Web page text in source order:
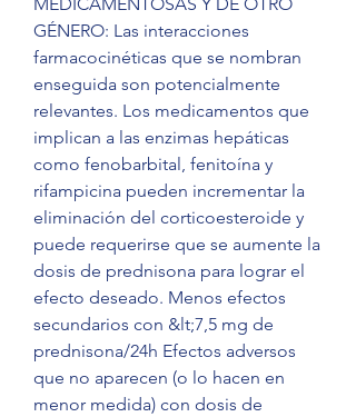
GÉNERO: Las interacciones
farmacocinéticas que se nombran
enseguida son potencialmente
relevantes. Los medicamentos que
implican a las enzimas hepáticas
como fenobarbital, fenitoína y
rifampicina pueden incrementar la
eliminación del corticoesteroide y
puede requerirse que se aumente la
dosis de prednisona para lograr el
efecto deseado. Menos efectos
secundarios con &lt;7,5 mg de
prednisona/24h Efectos adversos
que no aparecen (o lo hacen en
menor medida) con dosis de